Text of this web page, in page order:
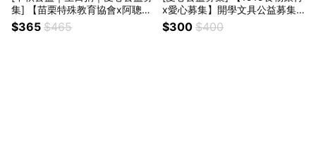
集] 【苗栗特殊教育協會x阿聰
師】秋夕送愛禮盒 (購買者本人
不會收到商品)
$365 $465
x愛心募集】開學文具公益募集
(購買者本人不會收到商品)
$300 $400